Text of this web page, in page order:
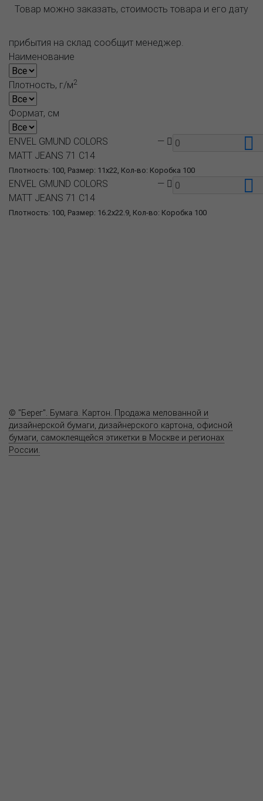
Товар можно заказать, стоимость товара и его дату
прибытия на склад сообщит менеджер.
Наименование
Плотность, г/м2
Формат, см
Плотность: 100, Размер: 11x22, Кол-во: Коробка 100
ENVEL GMUND COLORS
MATT JEANS 71 C14
—
Плотность: 100, Размер: 16.2x22.9, Кол-во: Коробка 100
ENVEL GMUND COLORS
MATT JEANS 71 C14
—
© "Берег". Бумага. Картон. Продажа мелованной и
дизайнерской бумаги, дизайнерского картона, офисной
бумаги, самоклеящейся этикетки в Москве и регионах
России.